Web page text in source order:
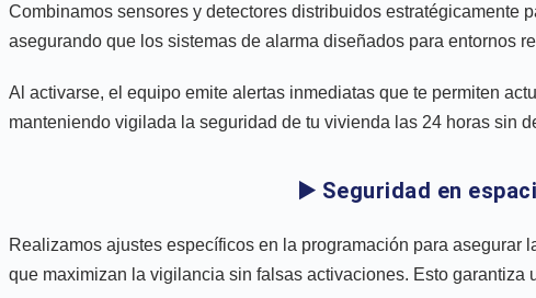
Combinamos sensores y detectores distribuidos estratégicamente
asegurando que los sistemas de alarma diseñados para entornos
Al activarse, el equipo emite alertas inmediatas que te permiten
manteniendo vigilada la seguridad de tu vivienda las 24 horas sin
▶️ Seguridad en
Realizamos ajustes específicos en la programación para
que maximizan la vigilancia sin falsas activaciones. Esto garantiza